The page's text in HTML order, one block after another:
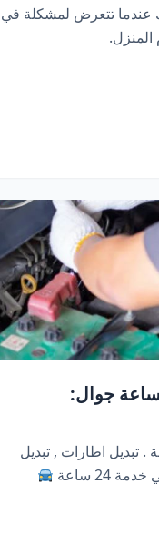
عندما تتعرض لمشكلة في
كراج متنقل دبي | خدمة 24 ساعة جوال:
ابو ظبي . خدمة 24 ساعة . تبديل اطارات , تبديل
24 ساعة